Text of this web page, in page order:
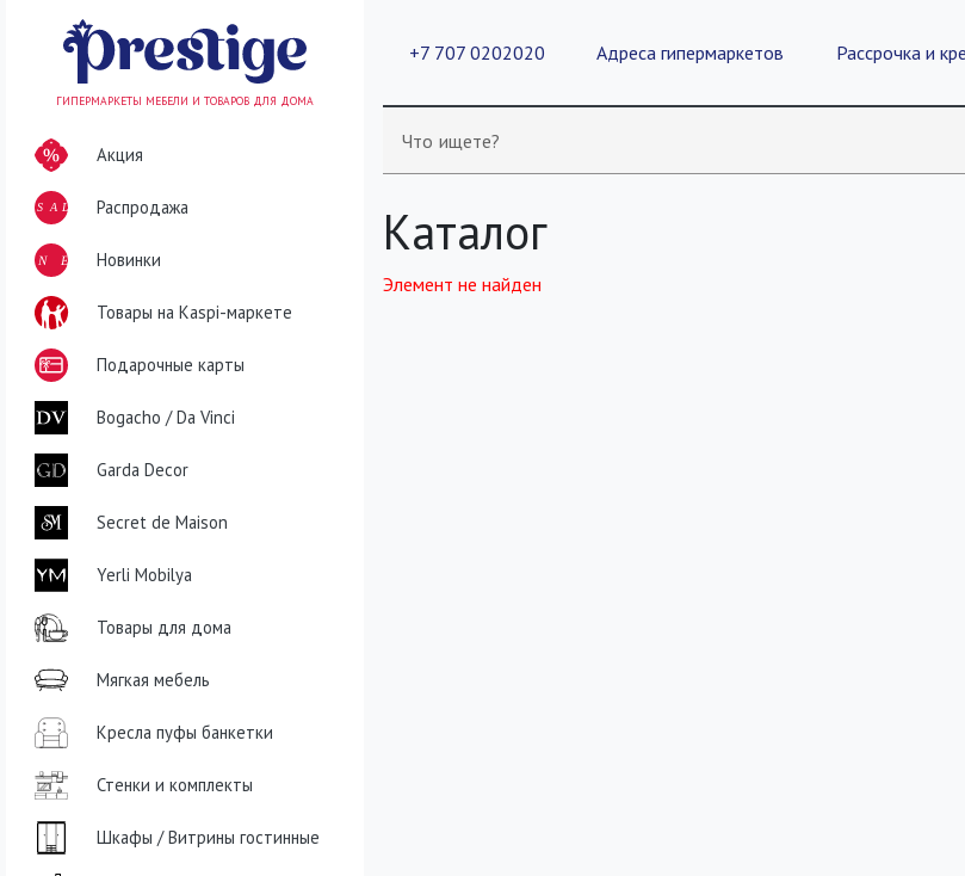
+7 707 0202020 Адреса гипермаркетов Рассрочка и
Что ищете?
ГИПЕРМАРКЕТЫ МЕБЕЛИ И ТОВАРОВ ДЛЯ ДОМА
Акция
SALE Распродажа
NEWНовинки
Товары на Kaspi-маркете
Подарочные карты
Bogacho / Da Vinci
Garda Decor
Secret de Maison
Yerli Mobilya
Товары для дома
Мягкая мебель
Кресла пуфы банкетки
Стенки и комплекты
Шкафы / Витрины гостинные
Каталог
Элемент не найден